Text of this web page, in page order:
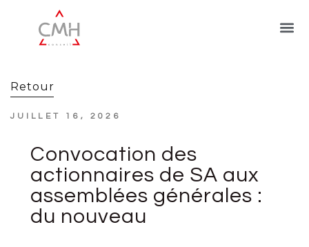
Retour
JUILLET 16, 2026
Convocation des
actionnaires de SA aux
assemblées générales :
du nouveau